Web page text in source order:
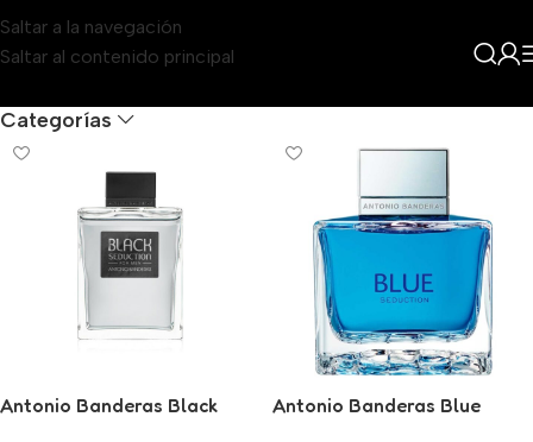
Saltar a la navegación
Saltar al contenido principal
Categorías
Antonio Banderas Black
Antonio Banderas Blue